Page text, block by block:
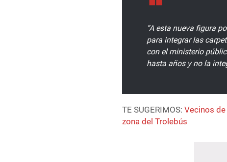
“A esta nueva figura
para integrar las
con el ministerio
hasta años y no la
TE SUGERIMOS:Vecinos
zona del Trolebús